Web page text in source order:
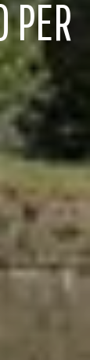
PER